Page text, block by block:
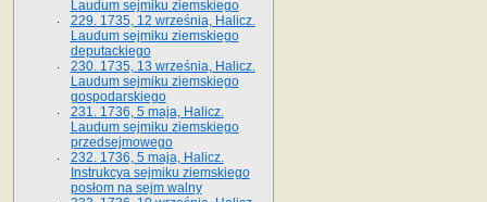
Laudum sejmiku ziemskiego
229. 1735, 12 września, Halicz.
Laudum sejmiku ziemskiego
deputackiego
230. 1735, 13 września, Halicz.
Laudum sejmiku ziemskiego
gospodarskiego
231. 1736, 5 maja, Halicz.
Laudum sejmiku ziemskiego
przedsejmowego
232. 1736, 5 maja, Halicz.
Instrukcya sejmiku ziemskiego
posłom na sejm walny